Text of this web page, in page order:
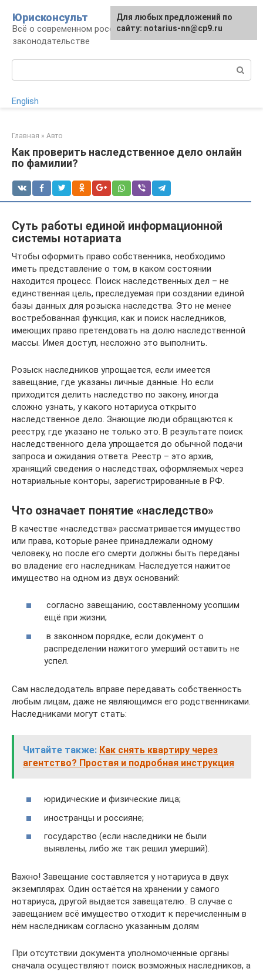
контенту
Юрисконсульт
Всё о современном российском
законодательстве
English
Главная » Авто
Как проверить наследственное дело онлайн
по фамилии?
Суть работы единой информационной
системы нотариата
Чтобы оформить право собственника, необходимо
иметь представление о том, в каком состоянии
находится процесс. Поиск наследственных дел – не
единственная цель, преследуемая при создании единой
базы данных для розыска наследства. Это не менее
востребованная функция, как и поиск наследников,
имеющих право претендовать на долю наследственной
массы. Имея доступ, несложно это выполнить.
Розыск наследников упрощается, если имеется
завещание, где указаны личные данные. Но если
приходится делить наследство по закону, иногда
сложно узнать, у какого нотариуса открыто
наследственное дело. Знающие люди обращаются к
реестру, где указано не только это. В результате поиск
наследственного дела упрощается до обычной подачи
запроса и ожидания ответа. Реестр – это архив,
хранящий сведения о наследствах, оформляемых через
нотариальные конторы, зарегистрированные в РФ.
Что означает понятие «наследство»
В качестве «наследства» рассматривается имущество
или права, которые ранее принадлежали одному
человеку, но после его смерти должны быть переданы
во владение его наследникам. Наследуется нажитое
имущество на одном из двух оснований:
согласно завещанию, составленному усопшим
ещё при жизни;
в законном порядке, если документ о
распределении нажитого умерший оставить не
успел.
Сам наследодатель вправе передавать собственность
любым лицам, даже не являющимся его родственниками.
Наследниками могут стать:
Читайте также: Как снять квартиру через
агентство? Простая и подробная инструкция
юридические и физические лица;
иностранцы и россияне;
государство (если наследники не были
выявлены, либо же так решил умерший).
Важно! Завещание составляется у нотариуса в двух
экземплярах. Один остаётся на хранении у самого
нотариуса, другой выдается завещателю.. В случае с
завещанием всё имущество отходит к перечисленным в
нём наследникам согласно указанным долям
При отсутствии документа уполномоченные органы
сначала осуществляют поиск возможных наследников, а
Для любых предложений по
сайту: notarius-nn@cp9.ru